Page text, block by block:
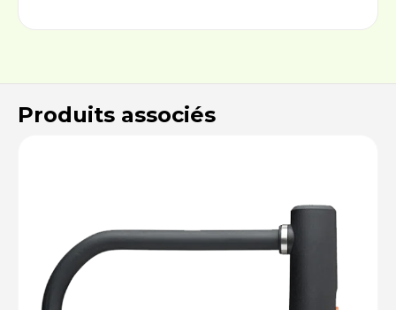
Produits associés